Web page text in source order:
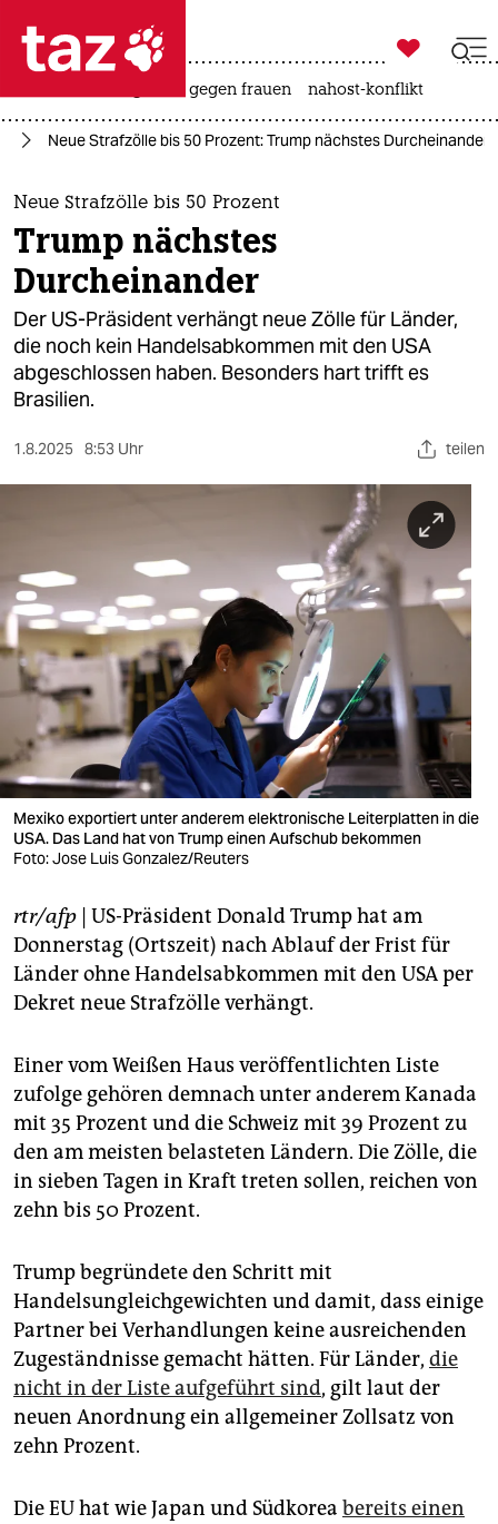
 taz zahl ich
taz zahl ich
themen
politik
öko
gesellschaft
kultur
sport
wahrheit
verlag
verlag
veranstaltungen
shop
fragen & hilfe
unterstützen
abo
genossenschaft
epaper login

taz zahl ich
gewalt gegen frauen nahost-konflikt
Neue Strafzölle bis 50 Prozent: Trump nächstes Durcheinander
Neue Strafzölle bis 50 Prozent
Trump nächstes
Durcheinander
Der US-Präsident verhängt neue Zölle für Länder,
die noch kein Handelsabkommen mit den USA
abgeschlossen haben. Besonders hart trifft es
Brasilien.
1.8.2025 8:53 Uhr teilen
Mexiko exportiert unter anderem elektronische Leiterplatten in die
USA. Das Land hat von Trump einen Aufschub bekommen
Foto: Jose Luis Gonzalez/Reuters
rtr/afp | US-Präsident Donald Trump hat am
Donnerstag (Ortszeit) nach Ablauf der Frist für
Länder ohne Handelsabkommen mit den USA per
Dekret neue Strafzölle verhängt.
Einer vom Weißen Haus veröffentlichten Liste
zufolge gehören demnach unter anderem Kanada
mit 35 Prozent und die Schweiz mit 39 Prozent zu
den am meisten belasteten Ländern. Die Zölle, die
in sieben Tagen in Kraft treten sollen, reichen von
zehn bis 50 Prozent.
Trump begründete den Schritt mit
Handelsungleichgewichten und damit, dass einige
Partner bei Verhandlungen keine ausreichenden
Zugeständnisse gemacht hätten. Für Länder, die
nicht in der Liste aufgeführt sind, gilt laut der
neuen Anordnung ein allgemeiner Zollsatz von
zehn Prozent.
Die EU hat wie Japan und Südkorea bereits einen